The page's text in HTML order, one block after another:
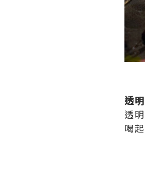
透
透
喝